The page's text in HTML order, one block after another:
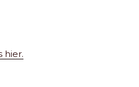
hier.